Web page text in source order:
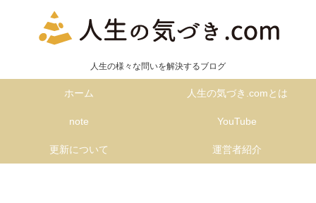
人生の様々な問いを解決するブログ
ホーム 人生の気づき.comとは
note YouTube
更新について 運営者紹介